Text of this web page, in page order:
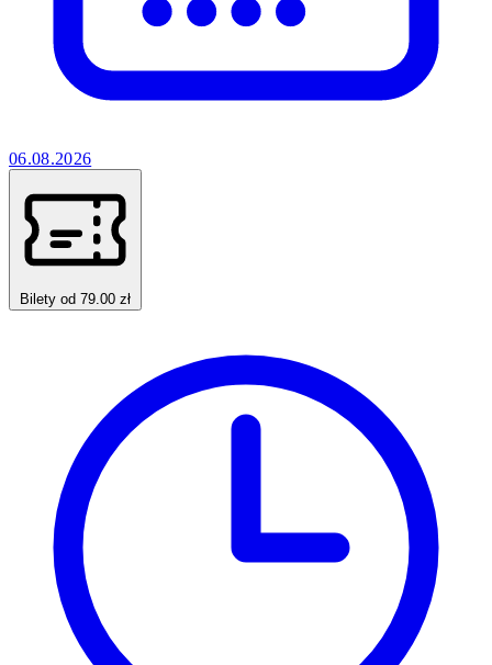
06.08.2026
Bilety od 79.00 zł